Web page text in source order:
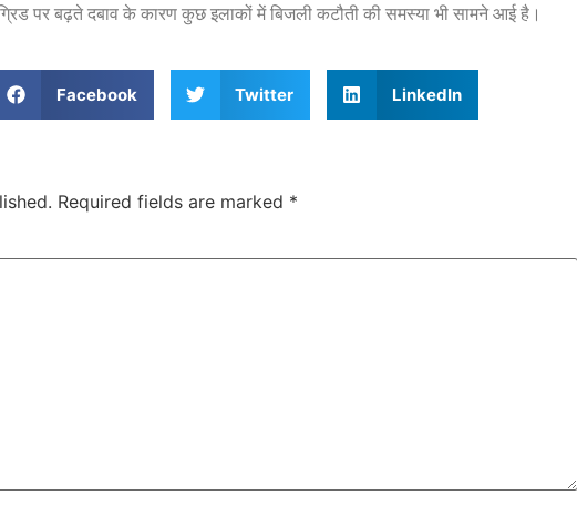
पर बढ़ते दबाव के कारण कुछ इलाकों में बिजली कटौती की समस्या भी सामने आई है।
Facebook Twitter LinkedIn
Required fields are marked *